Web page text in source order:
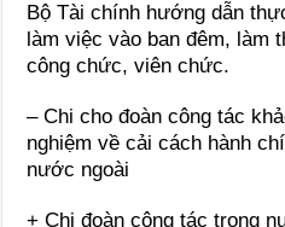
Bộ Tài chính hướng dẫn
làm việc vào ban đêm, làm
công chức, viên chức.
– Chi cho đoàn công tác
nghiệm về cải cách hành
nước ngoài
+ Chi đoàn công tác trong